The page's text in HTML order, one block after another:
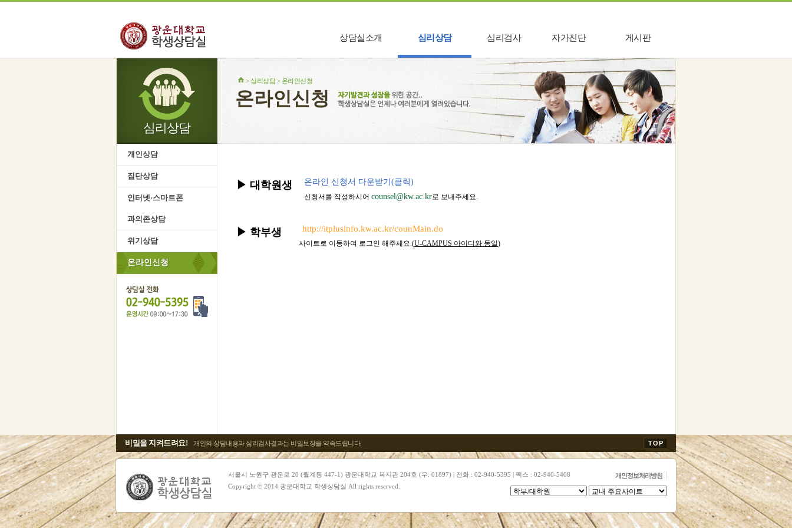
상담실소개
찾아오시는 길
심리상담
인터넷·스마트폰
온라인신청
심리검사
온라인신청
자가진단
우울
불안
발표불안
스트레스
고독감/외로움
진로정체감
게시판
공지사항
Q&A
상담후기
상담관련 궁금증
심리상담
온라인신청
> 심리상담 > 온라인신청
개인상담
집단상담
인터넷·스마트폰
과의존상담
위기상담
온라인신청
▶ 대학원생 온라인 신청서 다운받기(클릭)
신청서를 작성하시어 counsel@kw.ac.kr로 보내주세요.
▶ 학부생 http://itplusinfo.kw.ac.kr/counMain.do
사이트로 이동하여 로그인 해주세요.(U-CAMPUS 아이디와 동일)
비밀을 지켜드려요! 개인의 상담내용과 심리검사결과는 비밀보장을 약속드립니다. TOP
서울시 노원구 광운로 20 (월계동 447-1) 광운대학교 복지관 204호 (우. 01897) | 전화 : 02-940-5395 | 팩스 : 02-940-5408
Copyright © 2014 광운대학교 학생상담실 All rights reserved.
개인정보처리방침